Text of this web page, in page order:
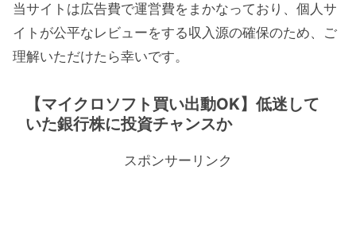
当サイトは広告費で運営費をまかなっており、個人サ
イトが公平なレビューをする収入源の確保のため、ご
理解いただけたら幸いです。
【マイクロソフト買い出動OK】低迷して
いた銀行株に投資チャンスか
スポンサーリンク